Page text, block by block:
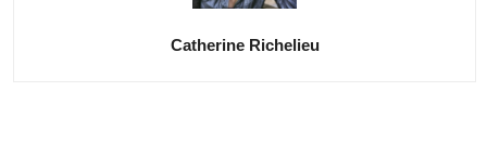
Catherine Richelieu